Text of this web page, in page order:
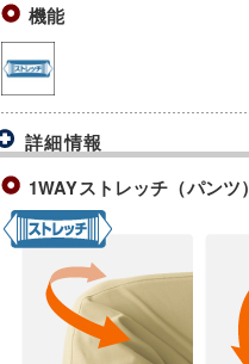
機能
詳細情報
1WAYストレッチ（パンツ）